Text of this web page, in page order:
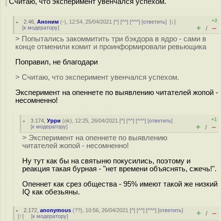
2.46 ,Аноним (-), 12:54, 25/04/2021 [^] [^^] [^^^] [ответить][↓]
[к модератору]
+2
+ / –
> Попытались закоммитить три бэкдора в ядро - сами в
конце отменили комит и проинформировали ревьющика
Поправил, не благодари
> Считаю, что эксперимент увенчался успехом.
Эксперимент на опеннете по выявлению читателей жопой -
несомненно!
3.174 ,Урри (ok), 12:25, 26/04/2021 [^] [^^] [^^^] [ответить]
[к модератору]
+1
+ / –
> Эксперимент на опеннете по выявлению
читателей жопой - несомненно!
Ну тут как бы на святыню покусились, поэтому и
реакция такая бурная - "нет времени объяснять, сжечь!".
Опеннет как срез общества - 95% имеют такой же низкий
IQ как обезьяны.
2.172 ,anonymous (??), 10:56, 26/04/2021 [^] [^^] [^^^] [ответить]
[↑] [к модератору] + / –